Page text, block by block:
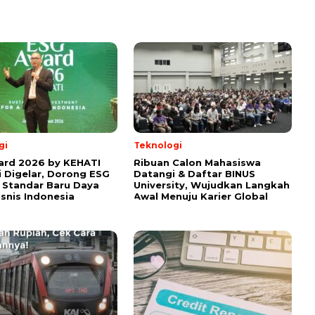
2026 by KEHATI
Digelar, Dorong ESG
Baru Daya
Indonesia
Teknologi
Ribuan Calon Mahasiswa
Datangi & Daftar BINUS
University, Wujudkan Langkah
Awal Menuju Karier Global